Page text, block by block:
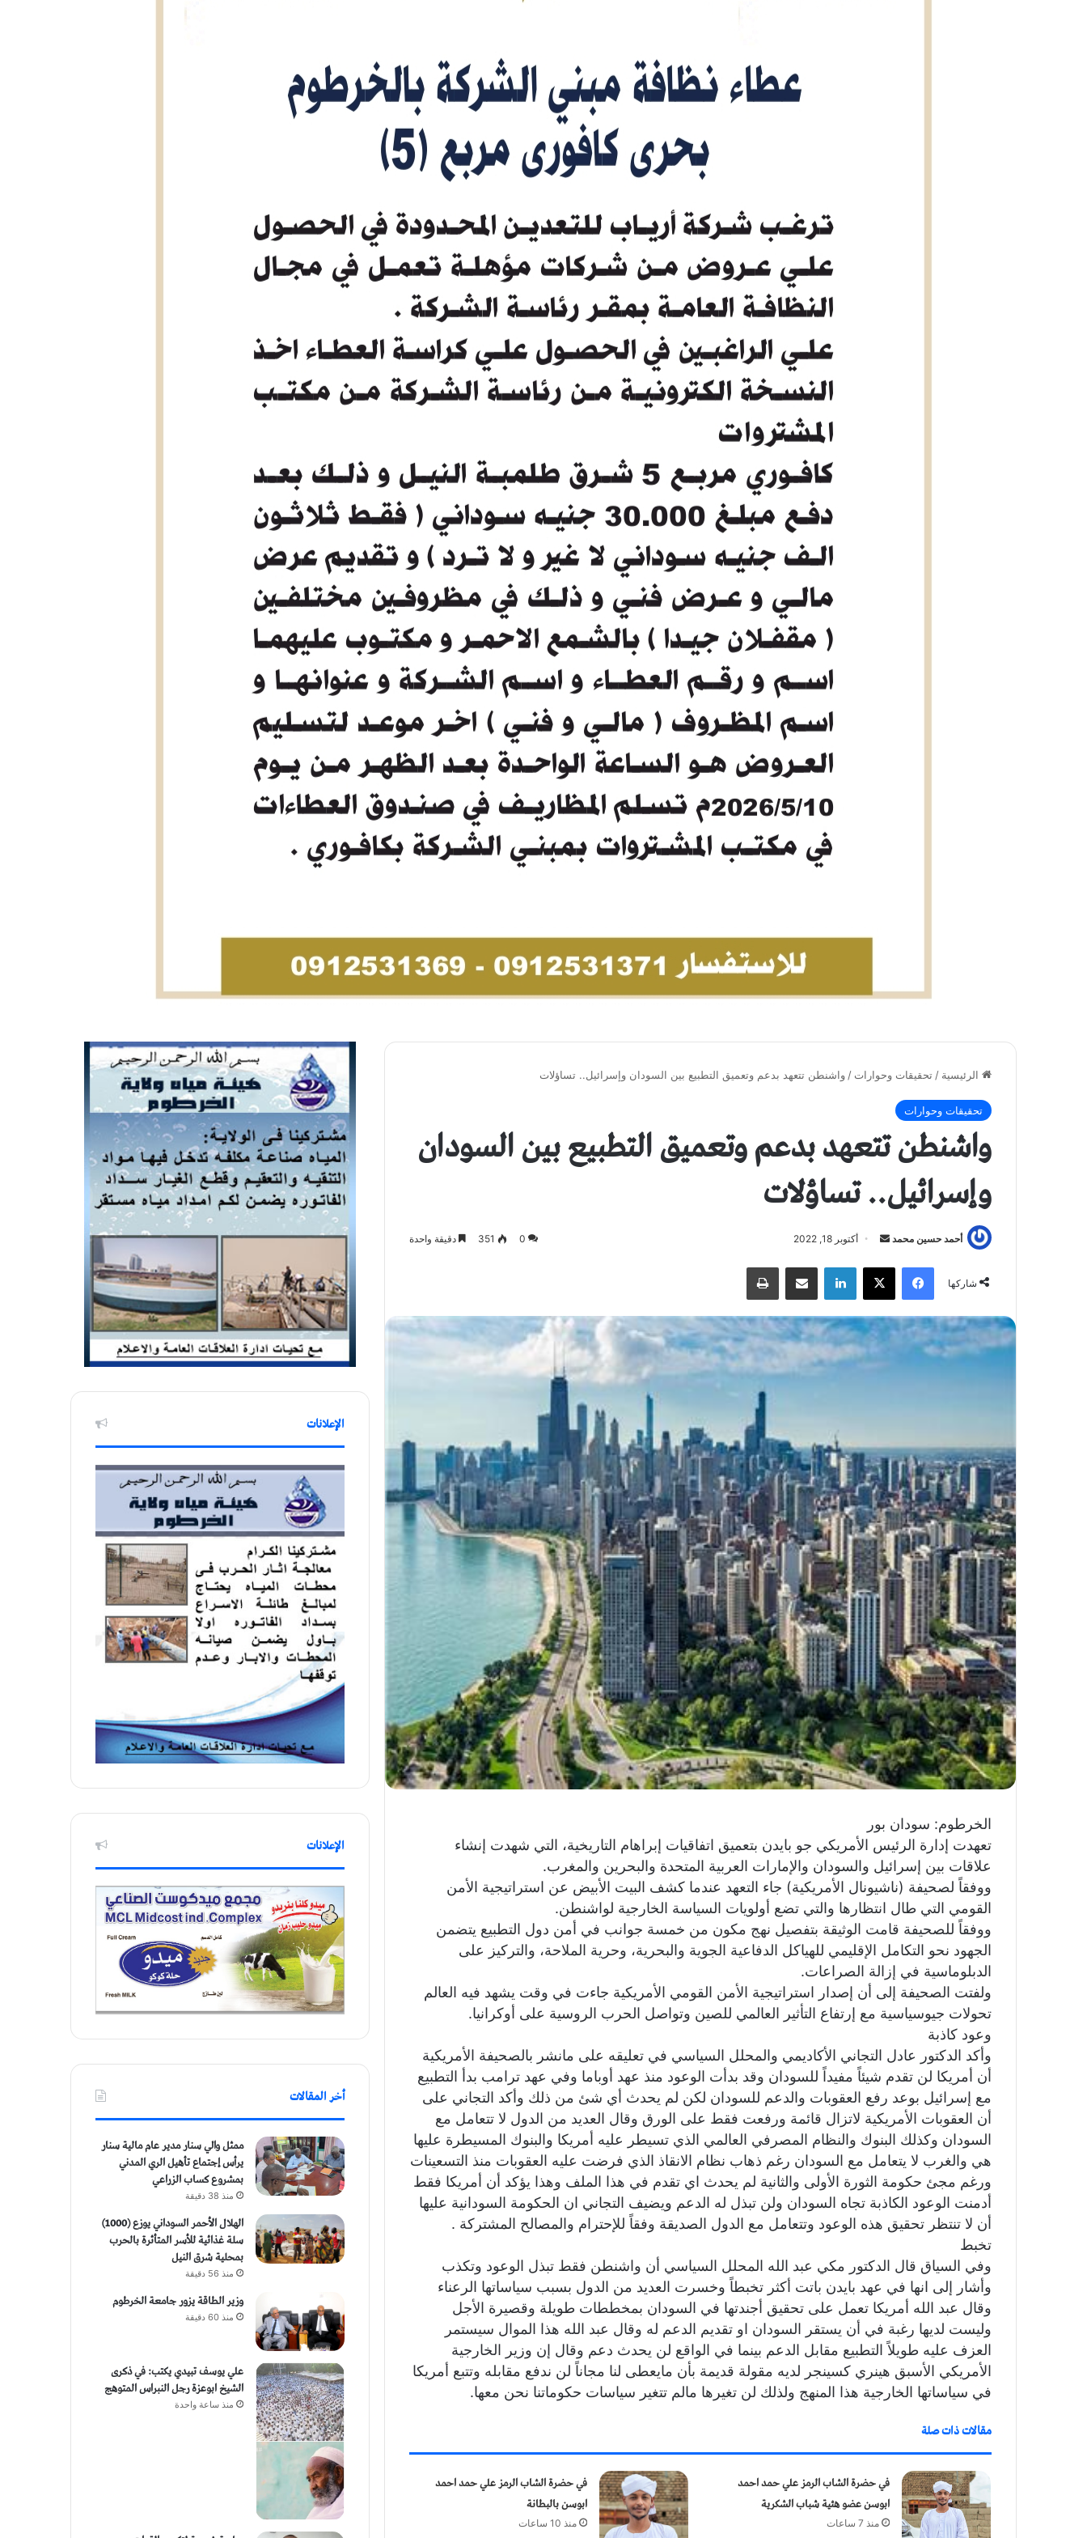
الرئيسية / تحقيقات وحوارات / واشنطن تتعهد بدعم وتعميق التطبيع بين السودان وإسرائيل.. تساؤلات
تحقيقات وحوارات
واشنطن تتعهد بدعم وتعميق التطبيع بين السودان
وإسرائيل.. تساؤلات
أحمد حسين محمد
س
ب
ر
ك
ت
ر
و
ن
ي
ا
أكتوبر 18, 2022 0
351 دقيقة واحدة
شاركها
فيسبوك لينكدإن
الخرطوم: سودان بور
تعهدت إدارة الرئيس الأمريكي جو بايدن بتعميق اتفاقيات إبراهام التاريخية، التي شهدت إنشاء
علاقات بين إسرائيل والسودان والإمارات العربية المتحدة والبحرين والمغرب.
ووفقاً لصحيفة (ناشيونال الأمريكية) جاء التعهد عندما كشف البيت الأبيض عن استراتيجية الأمن
القومي التي طال انتظارها والتي تضع أولويات السياسة الخارجية لواشنطن.
ووفقاً للصحيفة قامت الوثيقة بتفصيل نهج مكون من خمسة جوانب في أمن دول التطبيع يتضمن
الجهود نحو التكامل الإقليمي للهياكل الدفاعية الجوية والبحرية، وحرية الملاحة، والتركيز على
الدبلوماسية في إزالة الصراعات.
ولفتت الصحيفة إلى أن إصدار استراتيجية الأمن القومي الأمريكية جاءت في وقت يشهد فيه العالم
تحولات جيوسياسية مع إرتفاع التأثير العالمي للصين وتواصل الحرب الروسية على أوكرانيا.
وعود كاذبة
وأكد الدكتور عادل التجاني الأكاديمي والمحلل السياسي في تعليقه على مانشر بالصحيفة الأمريكية
أن أمريكا لن تقدم شيئاً مفيداً للسودان وقد بدأت الوعود منذ عهد أوباما وفي عهد ترامب بدأ التطبيع
مع إسرائيل بوعد رفع العقوبات والدعم للسودان لكن لم يحدث أي شئ من ذلك وأكد التجاني على
أن العقوبات الأمريكية لاتزال قائمة ورفعت فقط على الورق وقال العديد من الدول لا تتعامل مع
السودان وكذلك البنوك والنظام المصرفي العالمي الذي تسيطر عليه أمريكا والبنوك المسيطرة عليها
هي والغرب لا يتعامل مع السودان رغم ذهاب نظام الانقاذ الذي فرضت عليه العقوبات منذ التسعينات
ورغم مجئ حكومة الثورة الأولى والثانية لم يحدث اي تقدم في هذا الملف وهذا يؤكد أن أمريكا فقط
أدمنت الوعود الكاذبة تجاه السودان ولن تبذل له الدعم ويضيف التجاني ان الحكومة السودانية عليها
أن لا تنتظر تحقيق هذه الوعود وتتعامل مع الدول الصديقة وفقاً للإحترام والمصالح المشتركة .
تخبط
وفي السياق قال الدكتور مكي عبد الله المحلل السياسي أن واشنطن فقط تبذل الوعود وتكذب
وأشار إلى انها في عهد بايدن باتت أكثر تخبطاً وخسرت العديد من الدول بسبب سياساتها الرعناء
وقال عبد الله أمريكا تعمل على تحقيق أجندتها في السودان بمخططات طويلة وقصيرة الأجل
وليست لديها رغبة في أن يستقر السودان او تقديم الدعم له وقال عبد الله هذا الموال سيستمر
العزف عليه طويلاً التطبيع مقابل الدعم بينما في الواقع لن يحدث دعم وقال إن وزير الخارجية
الأمريكي الأسبق هينري كسينجر لديه مقولة قديمة بأن مايعطى لنا مجاناً لن ندفع مقابله وتتبع أمريكا
في سياساتها الخارجية هذا المنهج ولذلك لن تغيرها مالم تتغير سياسات حكوماتنا نحن معها.
مقالات ذات صلة
في حضرة الشاب الرمز علي حمد احمد
ابوسن عضو هئية شباب الشكرية
منذ 7 ساعات
في حضرة الشاب الرمز علي حمد احمد
ابوسن بالبطانة
منذ 10 ساعات
الإعلانات
الإعلانات
أخر المقالات
ممثل والي سنار مدير عام مالية سنار
يرأس إجتماع تأهيل الري المدني
بمشروع كساب الزراعي
منذ 38 دقيقة
الهلال الأحمر السوداني يوزع (1000)
سلة غذائية للأسر المتأثرة بالحرب
بمحلية شرق النيل
منذ 56 دقيقة
وزير الطاقة يزور جامعة الخرطوم
منذ 60 دقيقة
علي يوسف تبيدي يكتب: في ذكرى
الشيخ ابوعزة رجل النبراس المتوهج
منذ ساعة واحدة